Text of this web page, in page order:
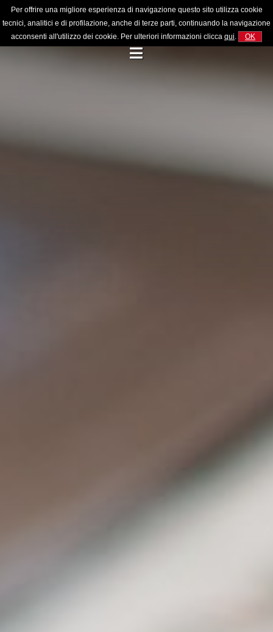
Per offrire una migliore esperienza di navigazione questo sito utilizza cookie
tecnici, analitici e di profilazione, anche di terze parti, continuando la navigazione
acconsenti all'utilizzo dei cookie. Per ulteriori informazioni clicca qui. OK